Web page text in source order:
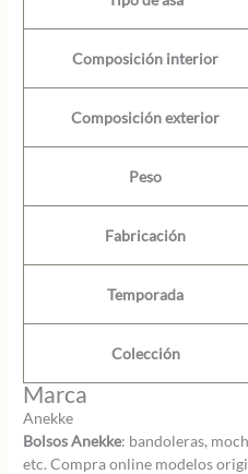
Composición interior
Composición exterior
Peso
Fabricación
Temporada
Colección
Marca
Anekke
Bolsos Anekke: bandoleras,
etc. Compra online modelos